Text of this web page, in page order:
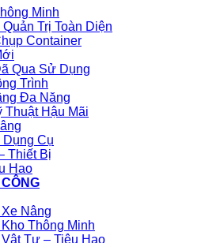
Minh
Quản Trị Toàn Diện
Container
Qua Sử Dụng
Trình
Đa Năng
Thuật Hậu Mãi
Cụ
Thiết Bị
Hao
Nâng
Thông Minh
Tư – Tiêu Hao